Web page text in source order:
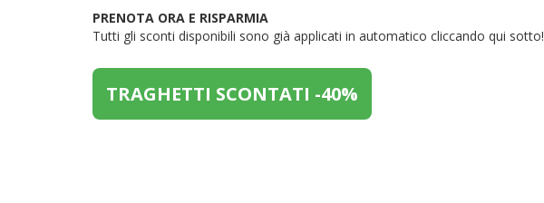
PRENOTA ORA E RISPARMIA
Tutti gli sconti disponibili sono già applicati in automatico cliccando qui sotto!
TRAGHETTI SCONTATI -40%